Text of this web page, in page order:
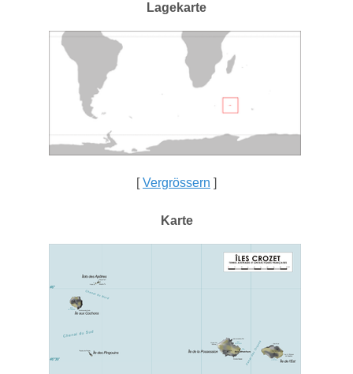
Lagekarte
[Vergrössern ]
Karte